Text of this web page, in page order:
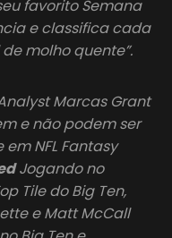
favorito Semana
e classifica cada
molho quente”.
Analyst Marcas Grant
e não podem ser
NFL Fantasy
Jogando no
Tile do Big Ten,
e Matt McCall